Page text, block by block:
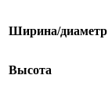
Ширина/диаметр
Высота